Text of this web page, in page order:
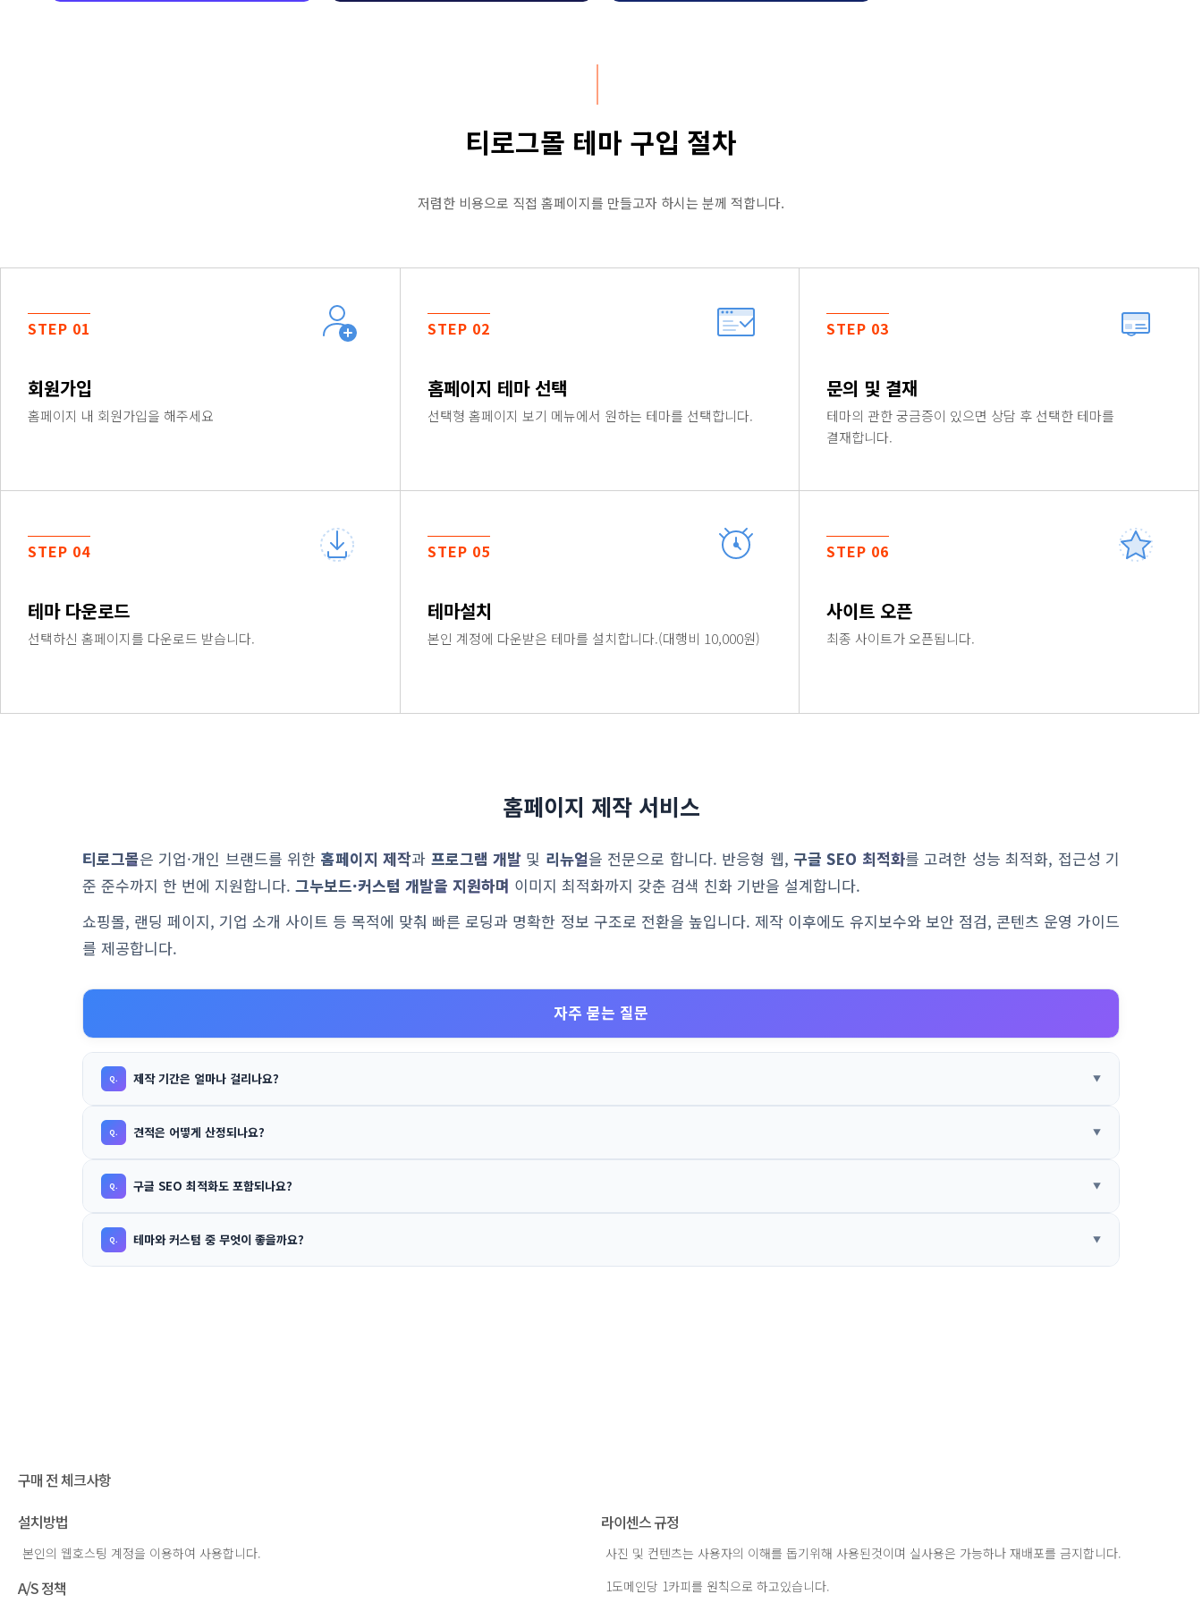
티로그몰 테마 구입 절차
저렴한 비용으로 직접 홈페이지를 만들고자 하시는 분께 적합니다.
STEP 01
회원가입
홈페이지 내 회원가입을 해주세요
STEP 02
홈페이지 테마 선택
선택형 홈페이지 보기 메뉴에서 원하는 테마를 선택합니다.
STEP 03
문의 및 결재
테마의 관한 궁금증이 있으면 상담 후 선택한 테마를
결재합니다.
STEP 04
테마 다운로드
선택하신 홈페이지를 다운로드 받습니다.
STEP 05
테마설치
본인 계정에 다운받은 테마를 설치합니다.(대행비 10,000원)
STEP 06
사이트 오픈
최종 사이트가 오픈됩니다.
홈페이지 제작 서비스
티로그몰은 기업·개인 브랜드를 위한 홈페이지 제작과 프로그램 개발 및 리뉴얼을 전문으로 합니다. 반응형 웹, 구글 SEO 최적화를 고려한 성능 최적화, 접근성 기
준 준수까지 한 번에 지원합니다. 그누보드·커스텀 개발을 지원하며 이미지 최적화까지 갖춘 검색 친화 기반을 설계합니다.
쇼핑몰, 랜딩 페이지, 기업 소개 사이트 등 목적에 맞춰 빠른 로딩과 명확한 정보 구조로 전환을 높입니다. 제작 이후에도 유지보수와 보안 점검, 콘텐츠 운영 가이드
를 제공합니다.
자주 묻는 질문
제작 기간은 얼마나 걸리나요?
견적은 어떻게 산정되나요?
구글 SEO 최적화도 포함되나요?
테마와 커스텀 중 무엇이 좋을까요?
구매 전 체크사항
설치방법
본인의 웹호스팅 계정을 이용하여 사용합니다.
A/S 정책
라이센스 규정
사진 및 컨텐츠는 사용자의 이해를 돕기위해 사용된것이며 실사용은 가능하나 재배포를 금지합니다.
1도메인당 1카피를 원칙으로 하고있습니다.